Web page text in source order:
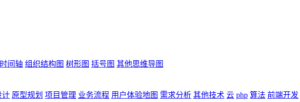
时间轴 组织结构图 树形图 括号图 其他思维导图
计 原型规划 项目管理 业务流程 用户体验地图 需求分析 其他技术 云 php 算法 前端开发